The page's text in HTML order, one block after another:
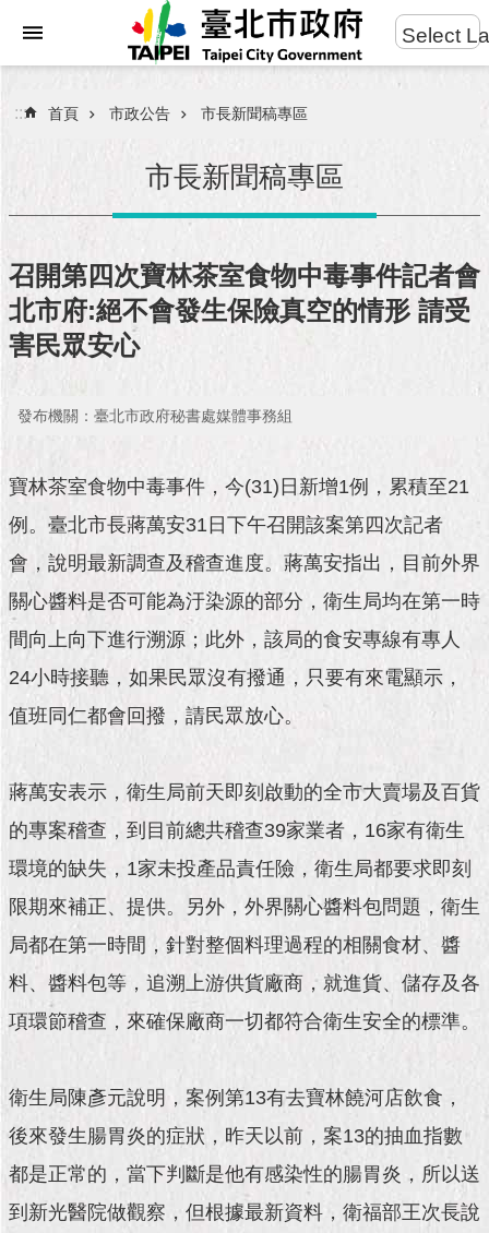
進
搜
民
服
務
市
團
市
政
公
告
施
政
景
及
政
資
料
館
發
現
北
活
動
主
館
Select
::: 首頁 市政公告 市長新聞稿專區
市長新聞稿專區
召開第四次寶林茶室食物中毒事件記者會
北市府:絕不會發生保險真空的情形 請受
害民眾安心
發布機關：臺北市政府秘書處媒體事務組
寶林茶室食物中毒事件，今(31)日新增1例，累積至21
例。臺北市長蔣萬安31日下午召開該案第四次記者
會，說明最新調查及稽查進度。蔣萬安指出，目前外界
關心醬料是否可能為汙染源的部分，衛生局均在第一時
間向上向下進行溯源；此外，該局的食安專線有專人
24小時接聽，如果民眾沒有撥通，只要有來電顯示，
值班同仁都會回撥，請民眾放心。
蔣萬安表示，衛生局前天即刻啟動的全市大賣場及百貨
的專案稽查，到目前總共稽查39家業者，16家有衛生
環境的缺失，1家未投產品責任險，衛生局都要求即刻
限期來補正、提供。另外，外界關心醬料包問題，衛生
局都在第一時間，針對整個料理過程的相關食材、醬
料、醬料包等，追溯上游供貨廠商，就進貨、儲存及各
項環節稽查，來確保廠商一切都符合衛生安全的標準。
衛生局陳彥元說明，案例第13有去寶林饒河店飲食，
後來發生腸胃炎的症狀，昨天以前，案13的抽血指數
都是正常的，當下判斷是他有感染性的腸胃炎，所以送
到新光醫院做觀察，但根據最新資料，衛福部王次長說